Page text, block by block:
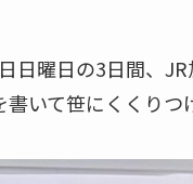
日曜日の3日間、
いて笹にくくりつ